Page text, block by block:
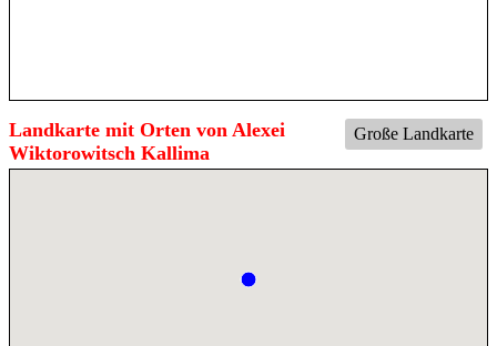
Große Landkarte
Landkarte mit Orten von Alexei
Wiktorowitsch Kallima